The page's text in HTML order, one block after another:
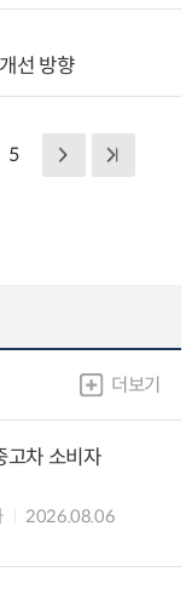
선 방향
5
더보기
고차 소비자
2026.08.06